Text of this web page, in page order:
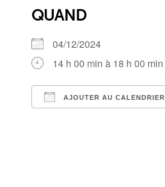
QUAND
04/12/2024
14 h 00 min à 18 h 00 min
AJOUTER AU CALENDRIER